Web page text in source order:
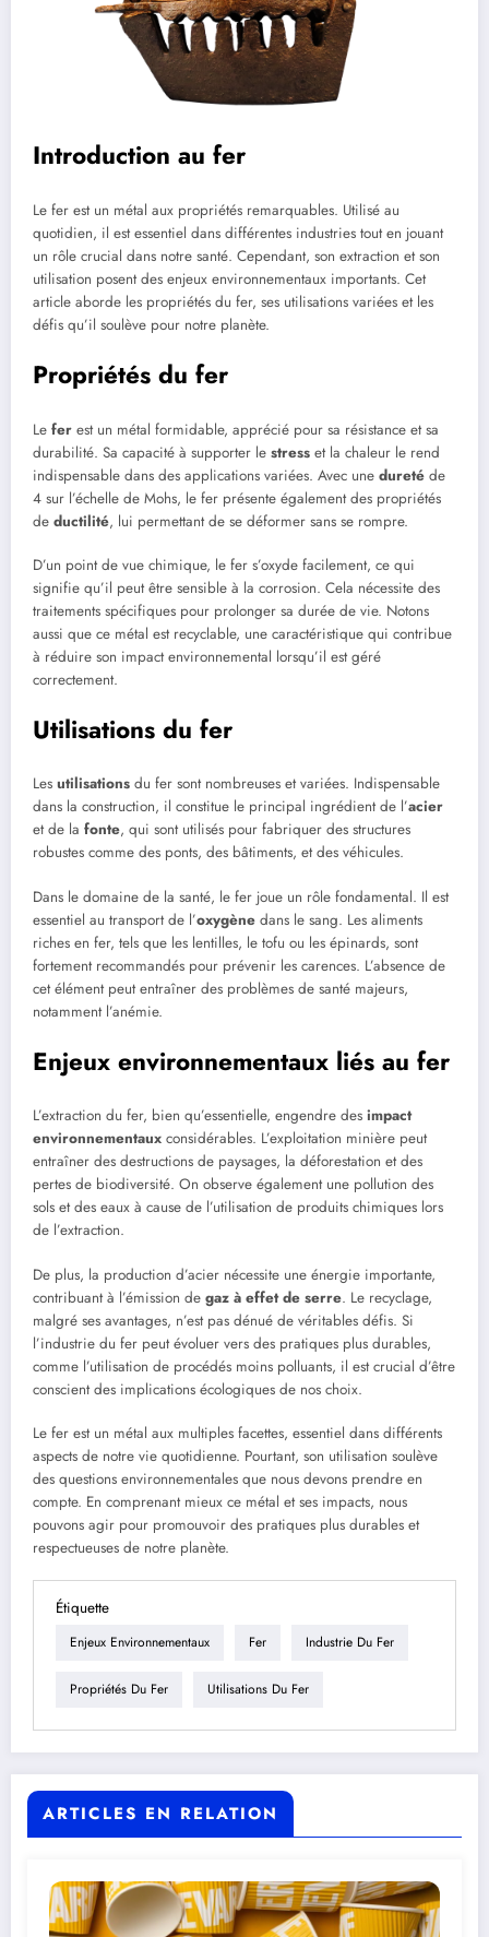
Introduction au fer
Le fer est un métal aux propriétés remarquables. Utilisé au
quotidien, il est essentiel dans différentes industries tout en jouant
un rôle crucial dans notre santé. Cependant, son extraction et son
utilisation posent des enjeux environnementaux importants. Cet
article aborde les propriétés du fer, ses utilisations variées et les
défis qu’il soulève pour notre planète.
Propriétés du fer
Le fer est un métal formidable, apprécié pour sa résistance et sa
durabilité. Sa capacité à supporter le stress et la chaleur le rend
indispensable dans des applications variées. Avec une dureté de
4 sur l’échelle de Mohs, le fer présente également des propriétés
de ductilité, lui permettant de se déformer sans se rompre.
D’un point de vue chimique, le fer s’oxyde facilement, ce qui
signifie qu’il peut être sensible à la corrosion. Cela nécessite des
traitements spécifiques pour prolonger sa durée de vie. Notons
aussi que ce métal est recyclable, une caractéristique qui contribue
à réduire son impact environnemental lorsqu’il est géré
correctement.
Utilisations du fer
Les utilisations du fer sont nombreuses et variées. Indispensable
dans la construction, il constitue le principal ingrédient de l’acier
et de la fonte, qui sont utilisés pour fabriquer des structures
robustes comme des ponts, des bâtiments, et des véhicules.
Dans le domaine de la santé, le fer joue un rôle fondamental. Il est
essentiel au transport de l’oxygène dans le sang. Les aliments
riches en fer, tels que les lentilles, le tofu ou les épinards, sont
fortement recommandés pour prévenir les carences. L’absence de
cet élément peut entraîner des problèmes de santé majeurs,
notamment l’anémie.
Enjeux environnementaux liés au fer
L’extraction du fer, bien qu’essentielle, engendre des impact
environnementaux considérables. L’exploitation minière peut
entraîner des destructions de paysages, la déforestation et des
pertes de biodiversité. On observe également une pollution des
sols et des eaux à cause de l’utilisation de produits chimiques lors
de l’extraction.
De plus, la production d’acier nécessite une énergie importante,
contribuant à l’émission de gaz à effet de serre. Le recyclage,
malgré ses avantages, n’est pas dénué de véritables défis. Si
l’industrie du fer peut évoluer vers des pratiques plus durables,
comme l’utilisation de procédés moins polluants, il est crucial d’être
conscient des implications écologiques de nos choix.
Le fer est un métal aux multiples facettes, essentiel dans différents
aspects de notre vie quotidienne. Pourtant, son utilisation soulève
des questions environnementales que nous devons prendre en
compte. En comprenant mieux ce métal et ses impacts, nous
pouvons agir pour promouvoir des pratiques plus durables et
respectueuses de notre planète.
Étiquette
Enjeux Environnementaux Fer Industrie Du Fer
Propriétés Du Fer Utilisations Du Fer
ARTICLES EN RELATION